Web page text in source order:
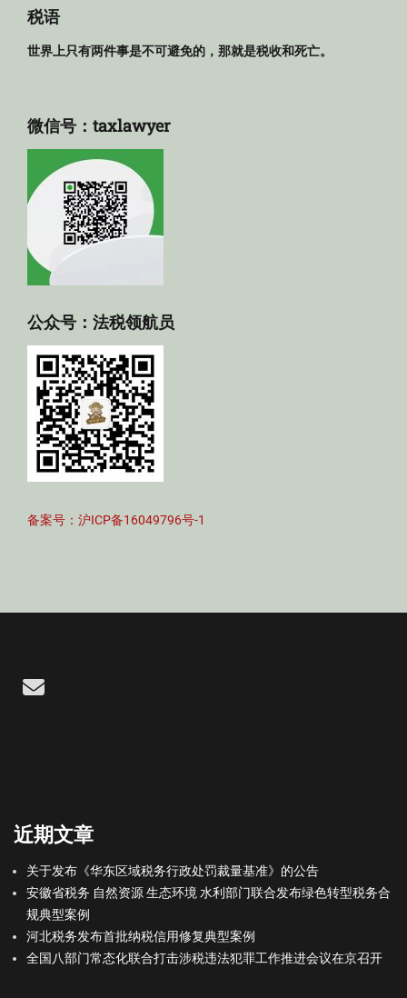
库
税语
世界上只有两件事是不可避免的，那就是税收和死亡。
微信号：taxlawyer
公众号：法税领航员
备案号：沪ICP备16049796号-1
Email
近期文章
关于发布《华东区域税务行政处罚裁量基准》的公告
安徽省税务 自然资源 生态环境 水利部门联合发布绿色转型税务合
规典型案例
河北税务发布首批纳税信用修复典型案例
全国八部门常态化联合打击涉税违法犯罪工作推进会议在京召开